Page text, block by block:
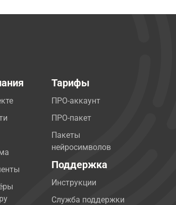
Тарифы
ПРО-аккаунт
ПРО-пакет
Пакеты
нейросимволов
Поддержка
Инструкции
Служба поддержки